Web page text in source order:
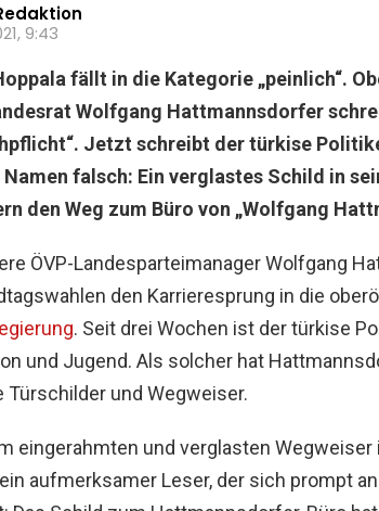
9:43
fällt in die Kategorie „peinlich“.
Wolfgang Hattmannsdorfer
Jetzt schreibt der türkise
Namen falsch: Ein verglastes Schild in
den Weg zum Büro von „Wolfgang
ÖVP-Landesparteimanager Wolfgang
den Karrieresprung in die
. Seit drei Wochen ist der türkise
und Jugend. Als solcher hat
Türschilder und Wegweiser.
eingerahmten und verglasten
aufmerksamer Leser, der sich prompt